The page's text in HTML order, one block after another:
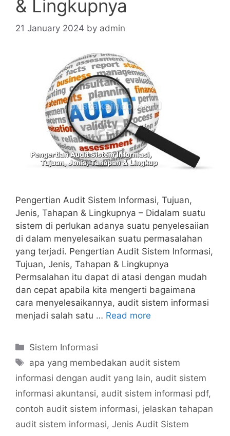
& Lingkupnya
21 January 2024 by admin
Pengertian Audit Sistem Informasi, Tujuan,
Jenis, Tahapan & Lingkupnya – Didalam suatu
sistem di perlukan adanya suatu penyelesaiian
di dalam menyelesaikan suatu permasalahan
yang terjadi. Pengertian Audit Sistem Informasi,
Tujuan, Jenis, Tahapan & Lingkupnya
Permsalahan itu dapat di atasi dengan mudah
dan cepat apabila kita mengerti bagaimana
cara menyelesaikannya, audit sistem informasi
menjadi salah satu … Read more
Categories
Sistem Informasi
Tags
apa yang membedakan audit sistem
informasi dengan audit yang lain, audit sistem
informasi akuntansi, audit sistem informasi pdf,
contoh audit sistem informasi, jelaskan tahapan
audit sistem informasi, Jenis Audit Sistem